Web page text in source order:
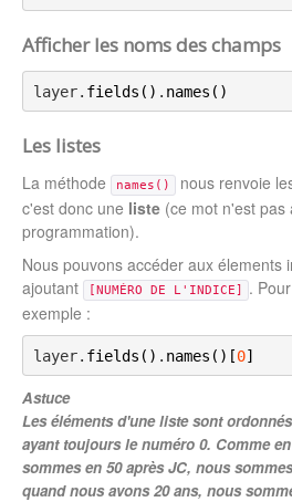
Afficher les noms des champs
layer. fields ( ) . names ( )
Les listes
La méthode names()
nous renvoie
c'est donc une liste (ce mot n'est pas
programmation).
Nous pouvons accéder aux élements
ajoutant
[NUMÉRO DE L'INDICE] .
exemple :
layer. fields ( ) . names ( ) [0]
Astuce
Les éléments d'une liste sont
ayant toujours le numéro 0. Comme
sommes en 50 après JC, nous
quand nous avons 20 ans, nous